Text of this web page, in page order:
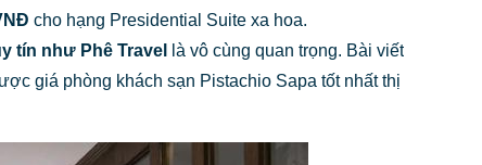
cho hạng Presidential Suite xa hoa.
tín như Phê Travel
là vô cùng quan trọng. Bài viết
giá phòng khách sạn Pistachio Sapa tốt nhất thị